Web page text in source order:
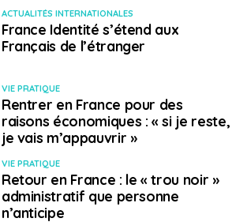
le marché en connectant
et propriétaires, supprimant
souvent exorbitants (bien que la
compétitif). La plateforme est très
souvent la signature du contrat et le
en ligne. C’est une excellente
ACTUALITÉS INTERNATIONALES
France Identité s’étend aux
Français de l’étranger
VIE PRATIQUE
Rentrer en France pour des
raisons économiques : « si je reste,
je vais m’appauvrir »
VIE PRATIQUE
Retour en France : le « trou noir »
administratif que personne
n’anticipe